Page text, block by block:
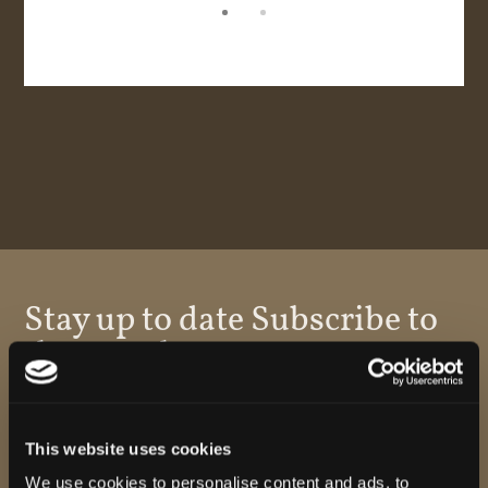
This website uses cookies
We use cookies to personalise content and ads, to
Stay up to date Subscribe to
the newsletter.